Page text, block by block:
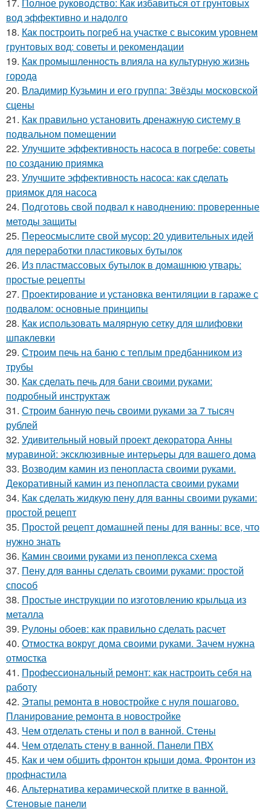
вод эффективно и надолго
18. Как построить погреб на участке с высоким уровнем
грунтовых вод: советы и рекомендации
19. Как промышленность влияла на культурную жизнь
города
20. Владимир Кузьмин и его группа: Звёзды московской
сцены
21. Как правильно установить дренажную систему в
подвальном помещении
22. Улучшите эффективность насоса в погребе: советы
по созданию приямка
23. Улучшите эффективность насоса: как сделать
приямок для насоса
24. Подготовь свой подвал к наводнению: проверенные
методы защиты
25. Переосмыслите свой мусор: 20 удивительных идей
для переработки пластиковых бутылок
26. Из пластмассовых бутылок в домашнюю утварь:
простые рецепты
27. Проектирование и установка вентиляции в гараже с
подвалом: основные принципы
28. Как использовать малярную сетку для шлифовки
шпаклевки
29. Строим печь на баню с теплым предбанником из
трубы
30. Как сделать печь для бани своими руками:
подробный инструктаж
31. Строим банную печь своими руками за 7 тысяч
рублей
32. Удивительный новый проект декоратора Анны
муравиной: эксклюзивные интерьеры для вашего дома
33. Возводим камин из пенопласта своими руками.
Декоративный камин из пенопласта своими руками
34. Как сделать жидкую пену для ванны своими руками:
простой рецепт
35. Простой рецепт домашней пены для ванны: все, что
нужно знать
36. Камин своими руками из пеноплекса схема
37. Пену для ванны сделать своими руками: простой
способ
38. Простые инструкции по изготовлению крыльца из
металла
39. Рулоны обоев: как правильно сделать расчет
40. Отмостка вокруг дома своими руками. Зачем нужна
отмостка
41. Профессиональный ремонт: как настроить себя на
работу
42. Этапы ремонта в новостройке с нуля пошагово.
Планирование ремонта в новостройке
43. Чем отделать стены и пол в ванной. Стены
44. Чем отделать стену в ванной. Панели ПВХ
45. Как и чем обшить фронтон крыши дома. Фронтон из
профнастила
46. Альтернатива керамической плитке в ванной.
Стеновые панели